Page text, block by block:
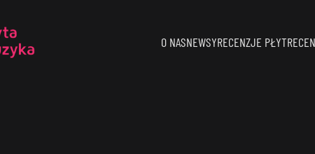
O NASNEWSYRECENZJE PŁYT